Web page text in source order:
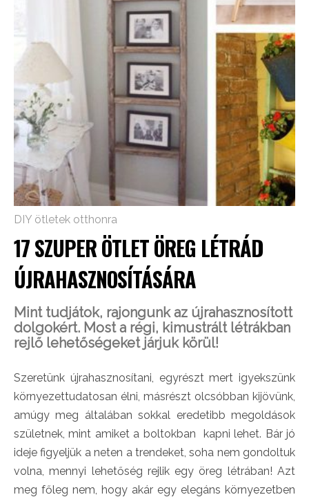
DIY ötletek otthonra
17 SZUPER ÖTLET ÖREG LÉTRÁD
ÚJRAHASZNOSÍTÁSÁRA
Mint tudjátok, rajongunk az újrahasznosított
dolgokért. Most a régi, kimustrált létrákban
rejlő lehetőségeket járjuk körül!
Szeretünk újrahasznosítani, egyrészt mert igyekszünk
környezettudatosan élni, másrészt olcsóbban kijövünk,
amúgy meg általában sokkal eredetibb megoldások
születnek, mint amiket a boltokban kapni lehet. Bár jó
ideje figyeljük a neten a trendeket, soha nem gondoltuk
volna, mennyi lehetőség rejlik egy öreg létrában! Azt
meg főleg nem, hogy akár egy elegáns környezetben